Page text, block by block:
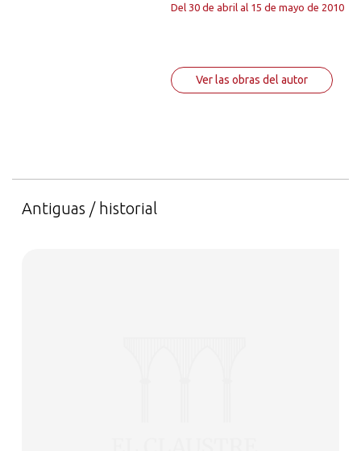
Del 30 de abril al 15 de mayo de 2010
Ver las obras del autor
Antiguas / historial